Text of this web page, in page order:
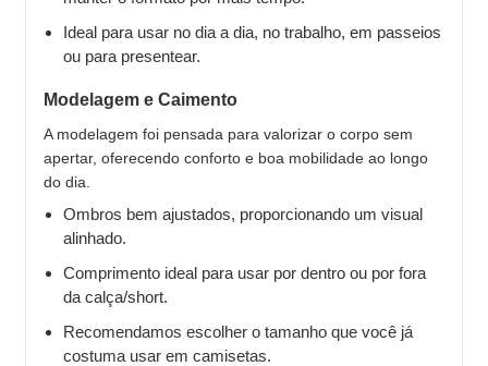
Ideal para usar no dia a dia, no trabalho, em passeios
ou para presentear.
Modelagem e Caimento
A modelagem foi pensada para valorizar o corpo sem
apertar, oferecendo conforto e boa mobilidade ao longo
do dia.
Ombros bem ajustados, proporcionando um visual
alinhado.
Comprimento ideal para usar por dentro ou por fora
da calça/short.
Recomendamos escolher o tamanho que você já
costuma usar em camisetas.